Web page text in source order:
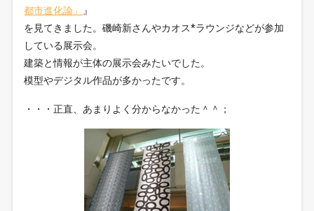
都市進化論」 』
を見てきました。磯崎新さんやカオス*ラウンジなどが参加
している展示会。
建築と情報が主体の展示会みたいでした。
模型やデジタル作品が多かったです。
・・・正直、あまりよく分からなかった＾＾；